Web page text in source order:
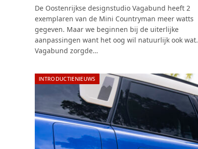
De Oostenrijkse designstudio Vagabund heeft 2
exemplaren van de Mini Countryman meer watts
gegeven. Maar we beginnen bij de uiterlijke
aanpassingen want het oog wil natuurlijk ook wat.
Vagabund zorgde…
INTRODUCTIENIEUWS